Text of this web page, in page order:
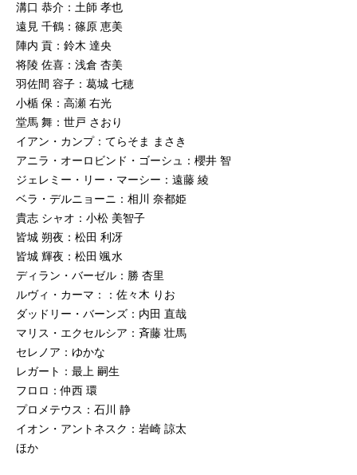
溝口 恭介：土師 孝也
遠見 千鶴：篠原 恵美
陣内 貢：鈴木 達央
将陵 佐喜：浅倉 杏美
羽佐間 容子：葛城 七穂
小楯 保：高瀬 右光
堂馬 舞：世戸 さおり
イアン・カンプ：てらそま まさき
アニラ・オーロビンド・ゴーシュ：櫻井 智
ジェレミー・リー・マーシー：遠藤 綾
ベラ・デルニョーニ：相川 奈都姫
貴志 シャオ：小松 美智子
皆城 朔夜：松田 利冴
皆城 輝夜：松田 颯水
ディラン・バーゼル：勝 杏里
ルヴィ・カーマ：：佐々木 りお
ダッドリー・バーンズ：内田 直哉
マリス・エクセルシア：斉藤 壮馬
セレノア：ゆかな
レガート：最上 嗣生
フロロ：仲西 環
プロメテウス：石川 静
イオン・アントネスク：岩崎 諒太
ほか